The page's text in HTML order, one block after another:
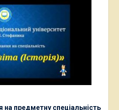
предметну спеціальність